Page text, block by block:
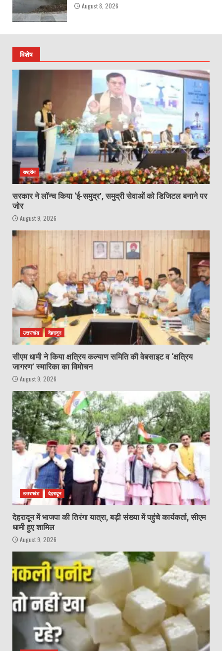
August 8, 2026
विशेष
राष्ट्रीय
सरकार ने लॉन्च किया ‘ई-समुद्र’, समुद्री सेवाओं को डिजिटल बनाने पर
जोर
August 9, 2026
उत्तराखंड देहरादून
सीएम धामी ने किया क्षत्रिय कल्याण समिति की वेबसाइट व ‘क्षत्रिय
जागरण’ स्मारिका का विमोचन
August 9, 2026
उत्तराखंड देहरादून
देहरादून में भाजपा की तिरंगा यात्रा, बड़ी संख्या में पहुंचे कार्यकर्ता, सीएम
धामी हुए शामिल
August 9, 2026